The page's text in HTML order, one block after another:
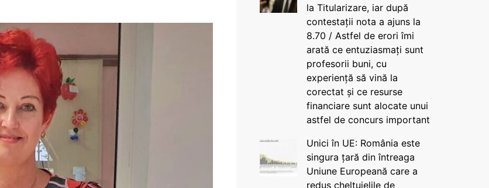
la Titularizare, iar după
contestații nota a ajuns la
8.70 / Astfel de erori îmi
arată ce entuziasmați sunt
profesorii buni, cu
experiență să vină la
corectat și ce resurse
financiare sunt alocate unui
astfel de concurs important
Unici în UE: România este
singura țară din întreaga
Uniune Europeană care a
redus cheltuielile de